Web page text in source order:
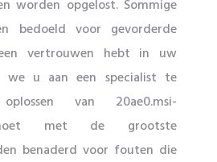
worden opgelost. Sommige
bedoeld voor gevorderde
vertrouwen hebt in uw
we u aan een specialist te
van 20ae0.msi-
met de grootste
benaderd voor fouten die